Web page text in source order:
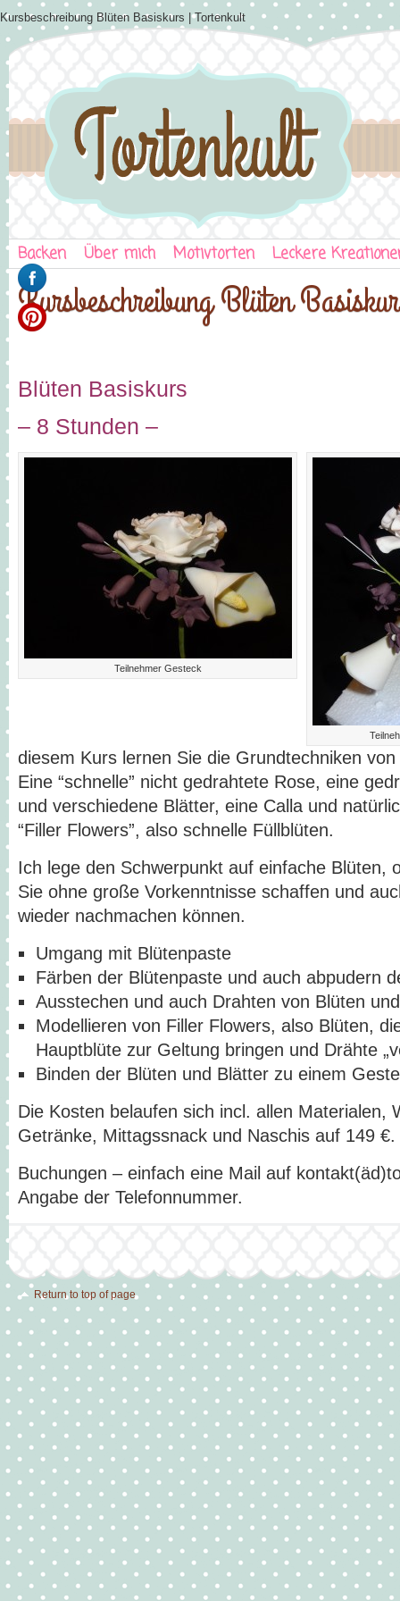
Kursbeschreibung Blüten Basiskurs | Tortenkult
Backen Über mich Motivtorten Leckere
Kursbeschreibung Blüten
Blüten Basiskurs
– 8 Stunden –
Teilnehmer Gesteck
diesem Kurs lernen Sie die Grundtechniken
Eine “schnelle” nicht gedrahtete Rose, eine
und verschiedene Blätter, eine Calla und
“Filler Flowers”, also schnelle Füllblüten.
Ich lege den Schwerpunkt auf einfache Blüten,
Sie ohne große Vorkenntnisse schaffen und
wieder nachmachen können.
Umgang mit Blütenpaste
Färben der Blütenpaste und auch abpudern
Ausstechen und auch Drahten von Blüten
Modellieren von Filler Flowers, also Blüten,
Hauptblüte zur Geltung bringen und Drähte
Binden der Blüten und Blätter zu einem
Die Kosten belaufen sich incl. allen Materialen,
Getränke, Mittagssnack und Naschis auf 149 €.
Buchungen – einfach eine Mail auf
Angabe der Telefonnummer.
Return to top of page